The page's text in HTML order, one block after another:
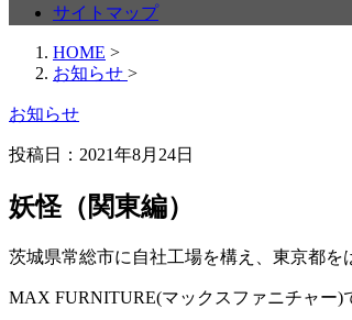
サイトマップ
HOME >
お知らせ >
お知らせ
投稿日： 2021年8月24日
妖怪（関東編）
茨城県常総市に自社工場を構え、東京都を
MAX FURNITURE(マックスファニチャー)